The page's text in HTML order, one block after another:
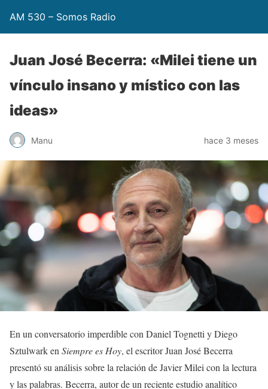
AM 530 – Somos Radio
Juan José Becerra: «Milei tiene un
vínculo insano y místico con las
ideas»
Manu hace 3 meses
En un conversatorio imperdible con Daniel Tognetti y Diego
Sztulwark en Siempre es Hoy, el escritor Juan José Becerra
presentó su análisis sobre la relación de Javier Milei con la lectura
y las palabras. Becerra, autor de un reciente estudio analítico